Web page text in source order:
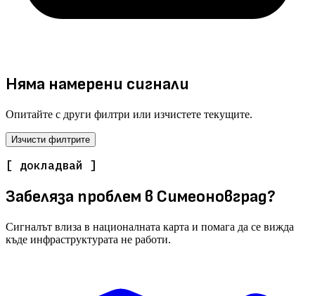
Няма намерени сигнали
Опитайте с други филтри или изчистете текущите.
Изчисти филтрите
[ докладвай ]
Забеляза проблем в Симеоновград?
Сигналът влиза в националната карта и помага да се вижда
къде инфраструктурата не работи.